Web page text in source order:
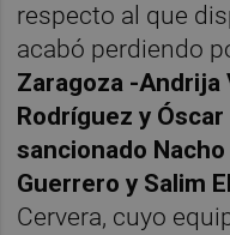
respecto al que
acabó perdiendo
Zaragoza -Andrija
Rodríguez y
sancionado
Guerrero y Salim
Cervera, cuyo